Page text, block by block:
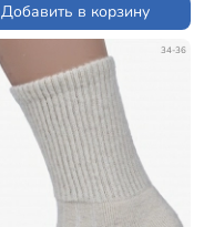
Добавить в корзину
34-36